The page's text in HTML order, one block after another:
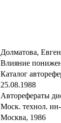
Долматова,
Влияние
Каталог
25.08.1988
Авторефераты
Моск. технол.
Москва, 1986